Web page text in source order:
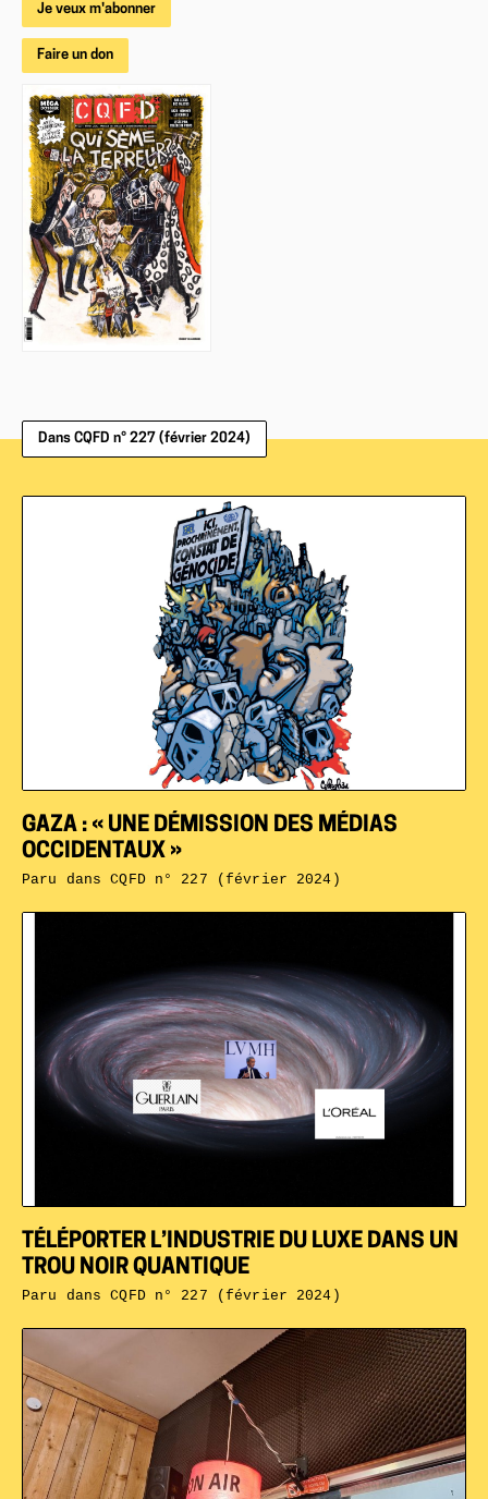
Je veux m'abonner
Faire un don
Dans CQFD n° 227 (février 2024)
TÉLÉPORTER L’INDUSTRIE DU LUXE DANS UN
TROU NOIR QUANTIQUE
Paru dansCQFD n° 227 (février 2024)
GAZA : « UNE DÉMISSION DES MÉDIAS
OCCIDENTAUX »
Paru dansCQFD n° 227 (février 2024)